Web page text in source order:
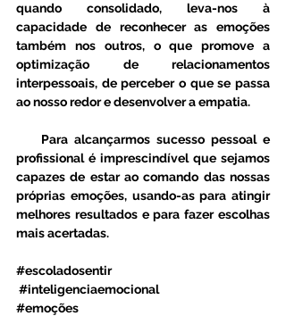
quando consolidado, leva-nos à
capacidade de reconhecer as emoções
também nos outros, o que promove a
optimização de relacionamentos
interpessoais, de perceber o que se passa
ao nosso redor e desenvolver a empatia.
profissional é imprescindível que sejamos
capazes de estar ao comando das nossas
próprias emoções, usando-as para atingir
melhores resultados e para fazer escolhas
mais acertadas.
#escoladosentir
#inteligenciaemocional
#emoções